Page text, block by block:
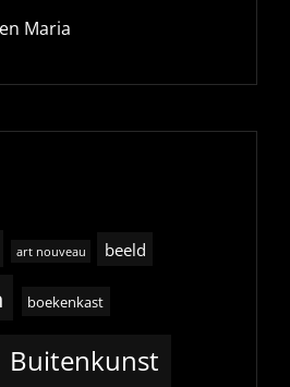
Maria
art nouveau beeld
boekenkast
Buitenkunst